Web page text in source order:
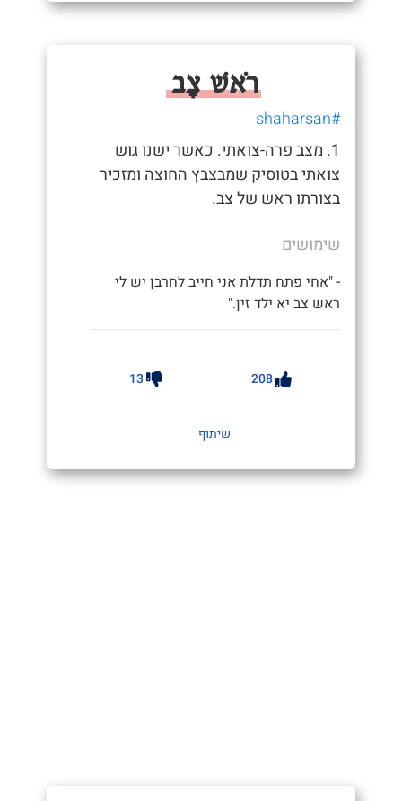
רֹאשׁ צָב
#shaharsan
1. מצב פרה-צואתי. כאשר ישנו גוש
צואתי בטוסיק שמבצבץ החוצה ומזכיר
בצורתו ראש של צב.
שימושים
- "אחי פתח תדלת אני חייב לחרבן יש לי
ראש צב יא ילד זין."
208
13
שיתוף